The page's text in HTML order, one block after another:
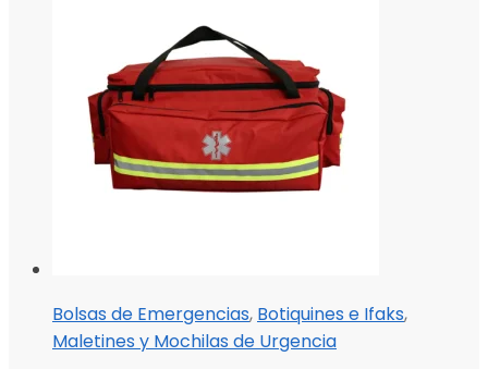
Bolsas de Emergencias, Botiquines e Ifaks,
Maletines y Mochilas de Urgencia